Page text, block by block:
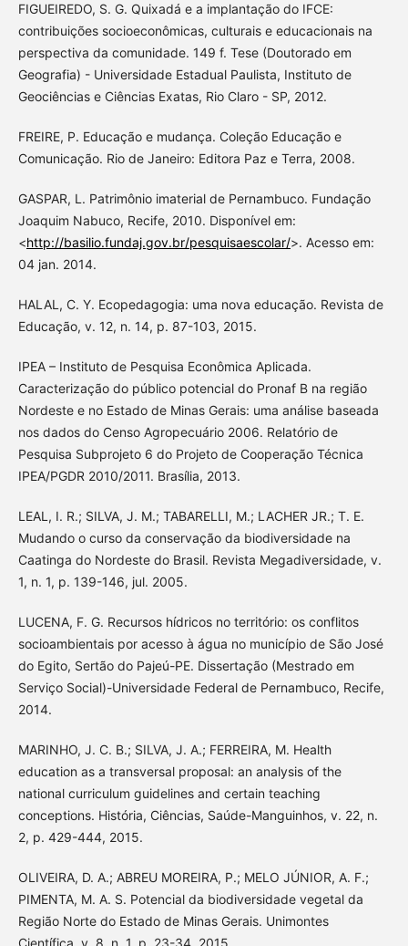
FIGUEIREDO, S. G. Quixadá e a implantação do IFCE:
contribuições socioeconômicas, culturais e educacionais na
perspectiva da comunidade. 149 f. Tese (Doutorado em
Geografia) - Universidade Estadual Paulista, Instituto de
Geociências e Ciências Exatas, Rio Claro - SP, 2012.
FREIRE, P. Educação e mudança. Coleção Educação e
Comunicação. Rio de Janeiro: Editora Paz e Terra, 2008.
GASPAR, L. Patrimônio imaterial de Pernambuco. Fundação
Joaquim Nabuco, Recife, 2010. Disponível em:
<http://basilio.fundaj.gov.br/pesquisaescolar/>. Acesso em:
04 jan. 2014.
HALAL, C. Y. Ecopedagogia: uma nova educação. Revista de
Educação, v. 12, n. 14, p. 87-103, 2015.
IPEA – Instituto de Pesquisa Econômica Aplicada.
Caracterização do público potencial do Pronaf B na região
Nordeste e no Estado de Minas Gerais: uma análise baseada
nos dados do Censo Agropecuário 2006. Relatório de
Pesquisa Subprojeto 6 do Projeto de Cooperação Técnica
IPEA/PGDR 2010/2011. Brasília, 2013.
LEAL, I. R.; SILVA, J. M.; TABARELLI, M.; LACHER JR.; T. E.
Mudando o curso da conservação da biodiversidade na
Caatinga do Nordeste do Brasil. Revista Megadiversidade, v.
1, n. 1, p. 139-146, jul. 2005.
LUCENA, F. G. Recursos hídricos no território: os conflitos
socioambientais por acesso à água no município de São José
do Egito, Sertão do Pajeú-PE. Dissertação (Mestrado em
Serviço Social)-Universidade Federal de Pernambuco, Recife,
2014.
MARINHO, J. C. B.; SILVA, J. A.; FERREIRA, M. Health
education as a transversal proposal: an analysis of the
national curriculum guidelines and certain teaching
conceptions. História, Ciências, Saúde-Manguinhos, v. 22, n.
2, p. 429-444, 2015.
OLIVEIRA, D. A.; ABREU MOREIRA, P.; MELO JÚNIOR, A. F.;
PIMENTA, M. A. S. Potencial da biodiversidade vegetal da
Região Norte do Estado de Minas Gerais. Unimontes